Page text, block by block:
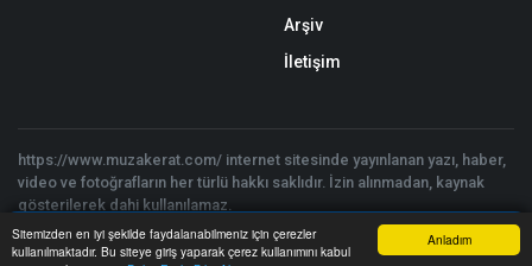
Anladım
Sitemizden en iyi şekilde faydalanabilmeniz için çerezler
kullanılmaktadır. Bu siteye giriş yaparak çerez kullanımını kabul
Arşiv
İletişim
https://www.muzakerat.com/ internet sitesinde yayınlanan yazı, haber,
video ve fotoğrafların her türlü hakkı saklıdır. İzin alınmadan, kaynak
gösterilerek dahi kullanılamaz.
Copyright © 2026 Müzakerat 2017 - 2025 - Tüm hakları saklıdır. |
Yazılım:Onemsoft